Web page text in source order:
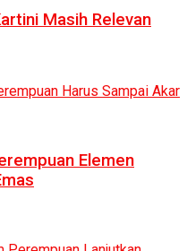
Masih Relevan
Elemen